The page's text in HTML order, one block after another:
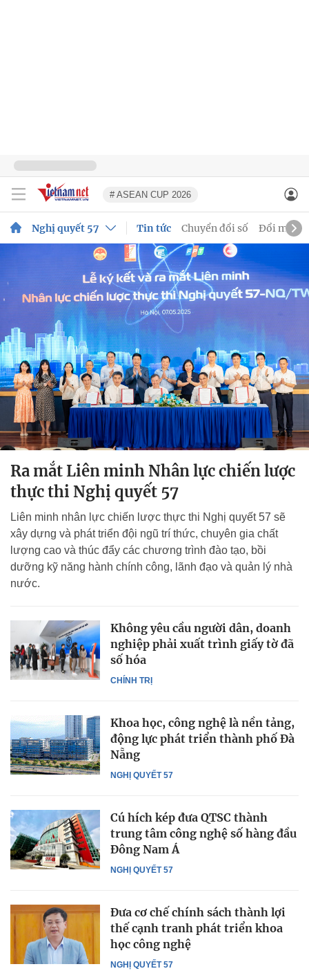
# ASEAN CUP 2026
Nghị quyết 57 Tin tức Chuyển đổi số Đổi mới
Ra mắt Liên minh Nhân lực chiến lược
thực thi Nghị quyết 57
Liên minh nhân lực chiến lược thực thi Nghị quyết 57 sẽ
xây dựng và phát triển đội ngũ trí thức, chuyên gia chất
lượng cao và thúc đẩy các chương trình đào tạo, bồi
dưỡng kỹ năng hành chính công, lãnh đạo và quản lý nhà
nước.
CHÍNH TRỊ
Không yêu cầu người dân, doanh
nghiệp phải xuất trình giấy tờ đã
số hóa
NGHỊ QUYẾT 57
Khoa học, công nghệ là nền tảng,
động lực phát triển thành phố Đà
Nẵng
NGHỊ QUYẾT 57
Cú hích kép đưa QTSC thành
trung tâm công nghệ số hàng đầu
Đông Nam Á
NGHỊ QUYẾT 57
Đưa cơ chế chính sách thành lợi
thế cạnh tranh phát triển khoa
học công nghệ